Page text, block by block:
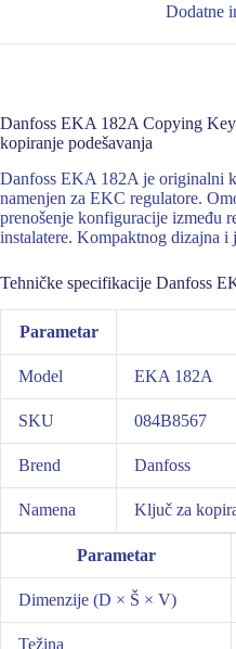
Dodatne
Danfoss EKA 182A Copying
kopiranje podešavanja
Danfoss EKA 182A je originalni
namenjen za EKC regulatore.
prenošenje konfiguracije između
instalatere. Kompaktnog dizajna i
Tehničke specifikacije Danfoss
Parametar
Model EKA 182A
SKU 084B8567
Brend Danfoss
Namena Ključ za
Parametar
Dimenzije (D × Š × V)
Težina